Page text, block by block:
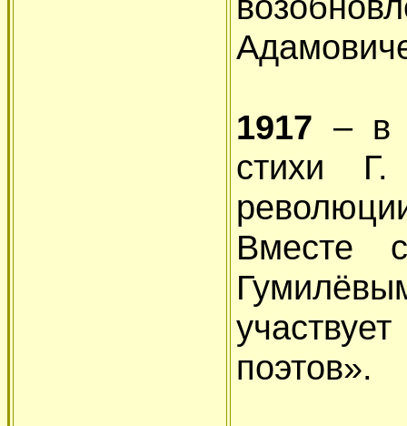
1917 – в
стихи
Вместе
поэтов».